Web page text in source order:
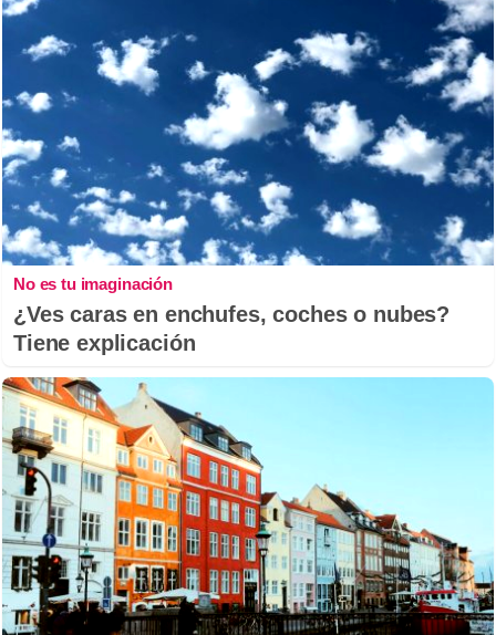
No es tu imaginación
¿Ves caras en enchufes, coches o nubes?
Tiene explicación